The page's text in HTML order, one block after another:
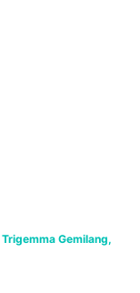
Trigemma Gemilang,